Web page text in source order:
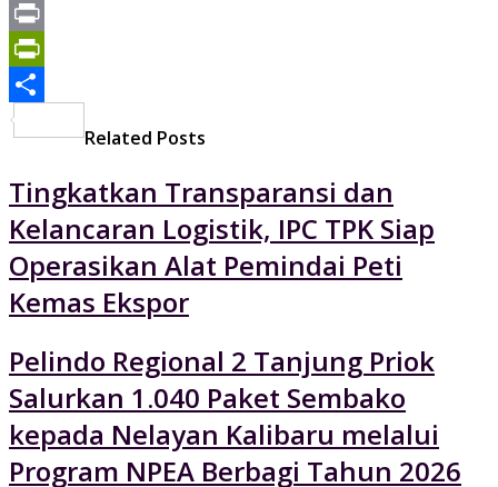
Mail
Gmail
Print
PrintFriendly
Related Posts
Tingkatkan Transparansi dan
Kelancaran Logistik, IPC TPK Siap
Operasikan Alat Pemindai Peti
Kemas Ekspor
Pelindo Regional 2 Tanjung Priok
Salurkan 1.040 Paket Sembako
kepada Nelayan Kalibaru melalui
Program NPEA Berbagi Tahun 2026